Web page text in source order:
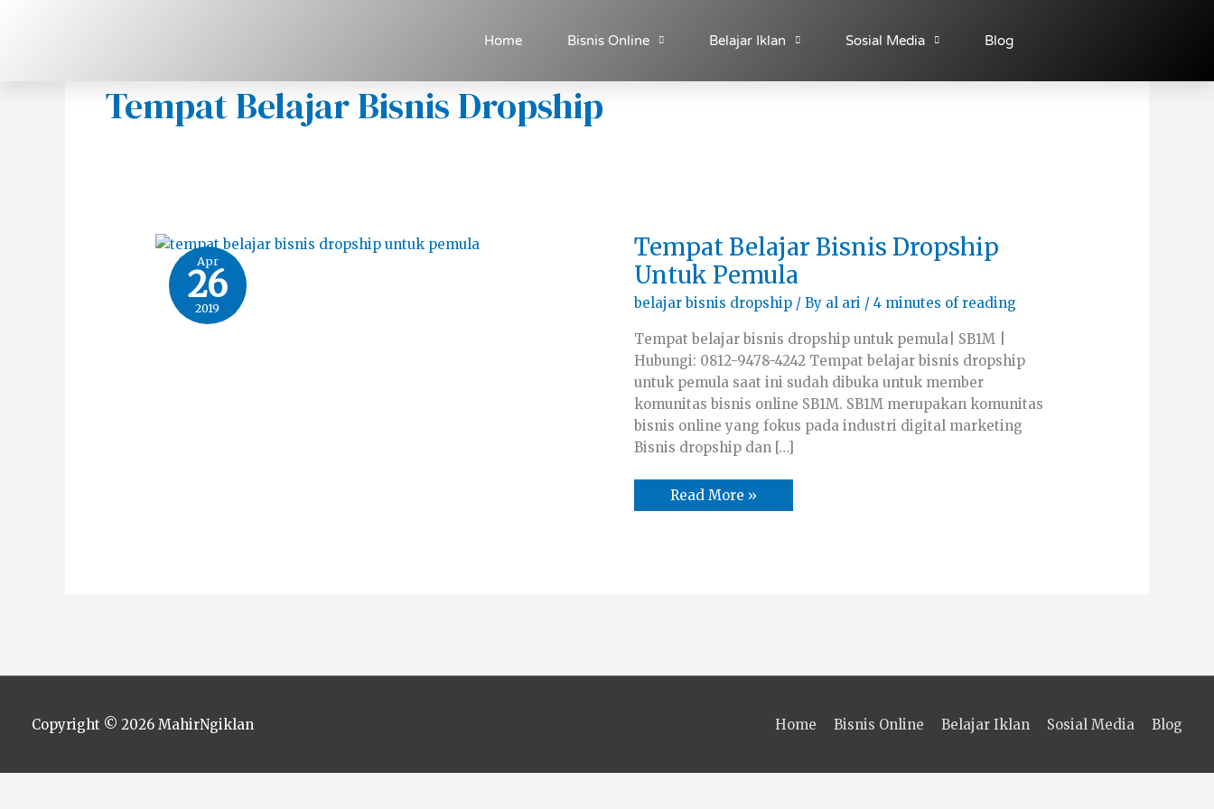
Home Bisnis Online Belajar Iklan Sosial Media Blog
Tempat Belajar Bisnis Dropship
Apr
26
2019
Tempat Belajar Bisnis Dropship
Untuk Pemula
belajar bisnis dropship / By al ari / 4 minutes of reading
Tempat belajar bisnis dropship untuk pemula| SB1M |
Hubungi: 0812-9478-4242 Tempat belajar bisnis dropship
untuk pemula saat ini sudah dibuka untuk member
komunitas bisnis online SB1M. SB1M merupakan komunitas
bisnis online yang fokus pada industri digital marketing
Bisnis dropship dan […]
Tempat
Belajar
Bisnis
Dropship
Untuk
Pemula
Read More »
Copyright © 2026 MahirNgiklan Home Bisnis Online Belajar Iklan Sosial Media Blog